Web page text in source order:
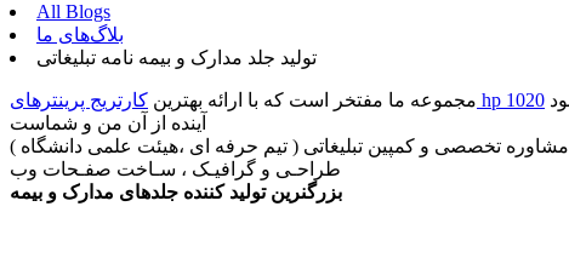
All Blogs
بلاگ‌های ما
تولید جلد مدارک و بیمه نامه تبلیغاتی
مجموعه ما مفتخر است که با ارائه بهترین کارتریج پرینترهای hp 1020
آینده از آن من و شماست
مشاوره تخصصی و کمپین تبلیغاتی ( تیم حرفه ای ،هیئت علمی دانشگاه )
طراحـی و گرافیـک ، سـاخت صفـحات وب
بزرگنرین تولید کننده جلدهای مدارک و بیمه